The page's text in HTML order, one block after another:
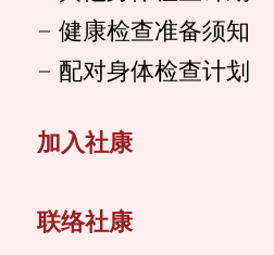
健康检查准备须知
配对身体检查计划
加入社康
联络社康